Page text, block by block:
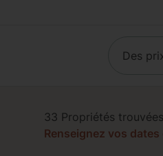
Des
33 Propriétés
Renseignez vos